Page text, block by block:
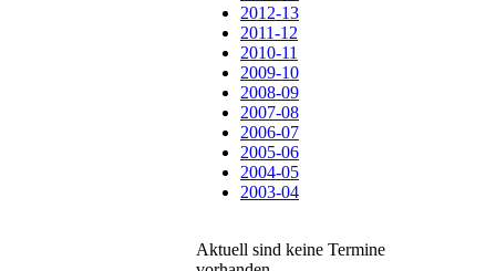
2012-13
2011-12
2010-11
2009-10
2008-09
2007-08
2006-07
2005-06
2004-05
2003-04
Aktuell sind keine Termine